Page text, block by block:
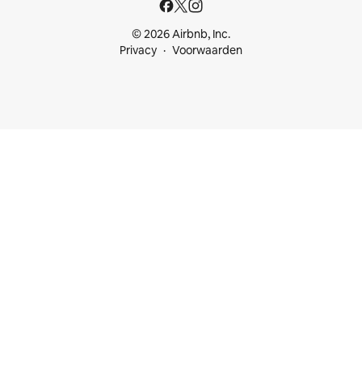
© 2026 Airbnb, Inc.
Privacy
Voorwaarden